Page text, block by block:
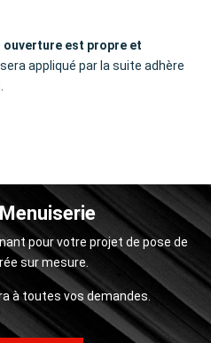
ouverture est propre et
appliqué par la suite adhère
pour votre projet depose de
sur mesure.
à toutes vos demandes.